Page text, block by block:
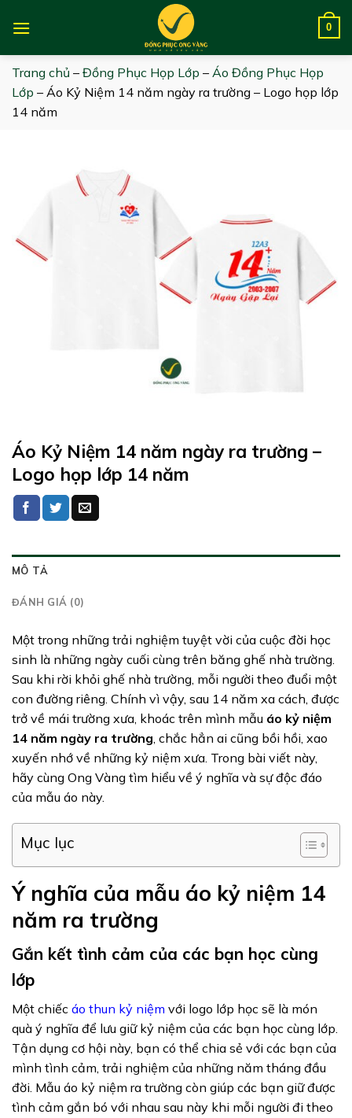
0
Trang chủ – Đồng Phục Họp Lớp – Áo Đồng Phục Họp
Lớp – Áo Kỷ Niệm 14 năm ngày ra trường – Logo họp lớp
14 năm
Áo Kỷ Niệm 14 năm ngày ra trường –
Logo họp lớp 14 năm
MÔ TẢ
ĐÁNH GIÁ (0)
Một trong những trải nghiệm tuyệt vời của cuộc đời học
sinh là những ngày cuối cùng trên băng ghế nhà trường.
Sau khi rời khỏi ghế nhà trường, mỗi người theo đuổi một
con đường riêng. Chính vì vậy, sau 14 năm xa cách, được
trở về mái trường xưa, khoác trên mình mẫu áo kỷ niệm
14 năm ngày ra trường , chắc hẳn ai cũng bồi hồi, xao
xuyến nhớ về những kỷ niệm xưa. Trong bài viết này,
hãy cùng Ong Vàng tìm hiểu về ý nghĩa và sự độc đáo
của mẫu áo này.
Mục lục
Ý nghĩa của mẫu áo kỷ niệm 14
năm ra trường
Gắn kết tình cảm của các bạn học cùng
lớp
Một chiếc áo thun kỷ niệm với logo lớp học sẽ là món
quà ý nghĩa để lưu giữ kỷ niệm của các bạn học cùng lớp.
Tận dụng cơ hội này, bạn có thể chia sẻ với các bạn của
mình tình cảm, trải nghiệm của những năm tháng đầu
đời. Mẫu áo kỷ niệm ra trường còn giúp các bạn giữ được
tình cảm gắn bó với nhau sau này khi mỗi người đi theo